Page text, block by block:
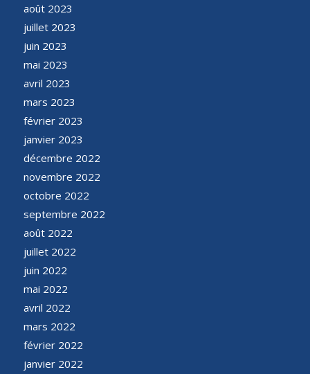
août 2023
juillet 2023
juin 2023
mai 2023
avril 2023
mars 2023
février 2023
janvier 2023
décembre 2022
novembre 2022
octobre 2022
septembre 2022
août 2022
juillet 2022
juin 2022
mai 2022
avril 2022
mars 2022
février 2022
janvier 2022